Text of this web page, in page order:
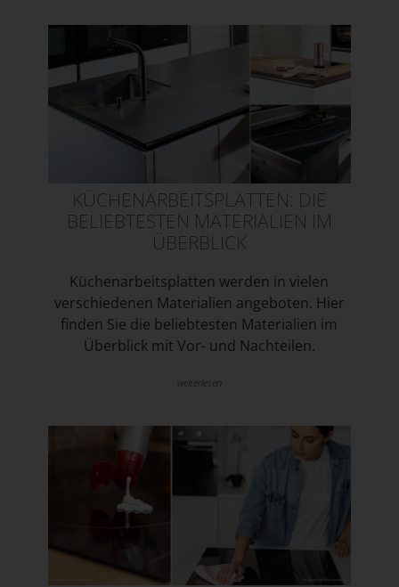
KÜCHENARBEITSPLATTEN: DIE
BELIEBTESTEN MATERIALIEN IM
ÜBERBLICK
Küchenarbeitsplatten werden in vielen
verschiedenen Materialien angeboten. Hier
finden Sie die beliebtesten Materialien im
Überblick mit Vor- und Nachteilen.
weiterlesen